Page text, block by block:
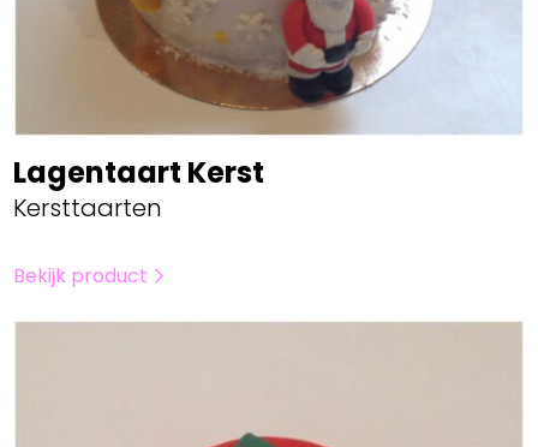
Lagentaart Kerst
Kersttaarten
Bekijk product